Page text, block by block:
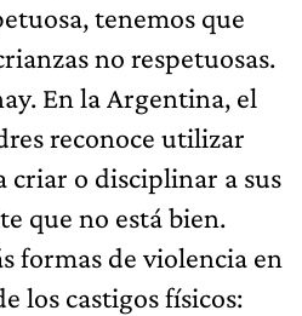
tenemos que
no respetuosas.
En la Argentina, el
reconoce utilizar
criar o disciplinar a sus
que no está bien.
formas de violencia en
los castigos físicos: